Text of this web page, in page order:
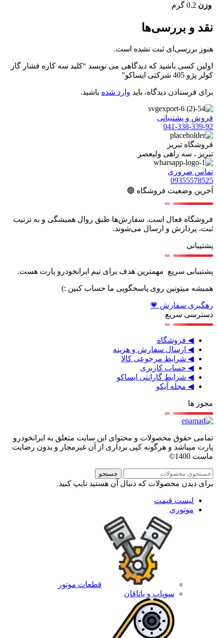
وزن 0.2 گرم
نقد و بررسی‌ها
هنوز بررسی‌ای ثبت نشده است.
اولین کسی باشید که دیدگاهی می نویسد “کلید سه کاره فشار گاز
کولر پژو 405 شرکتی ایساکو”
برای فرستادن دیدگاه، باید وارد شده باشید.
فروش و پشتیبانی
041-338-339-92
فروشگاه تبریز
تبریز ، سه راهی ولیعصر
تماس ضروری
09355578525
آخرین وضعیت فروشگاه 🟢
فروشگاه فعال است. سفارش‌ها طبق روال همیشگی و به ترتیب
ثبت، پردازش و ارسال می‌شوند.
پشتیبانی
پشتیبانی سریع مهمترین هدف برای تیم ایرانخودرو پارت هست.
همیشه میتونین روی پاسخگویی ما حساب کنین :)
رهگیری سفارش 💗
دسترسی سریع
◀ فروشگاه
◀ ارسال سفارش و هزینه
◀ شرایط مرجوعی کالا
◀ حساب کاربری
◀ شرایط گارانتی ایساکو
◀ مجله آیکو
مجوز ها
تمامی حقوق محصولات و محتوای این سایت متعلق به ایرانخودرو
پارت میباشد و هرگونه کپی برداری از آن غیرمجاز و بدون رضایت
ماست 1400©
جستجو
برای دیدن محصولات که دنبال آن هستید تایپ کنید.
لیست قیمت
موتوری
قطعات موتور
سوپاپ و یاتاقان